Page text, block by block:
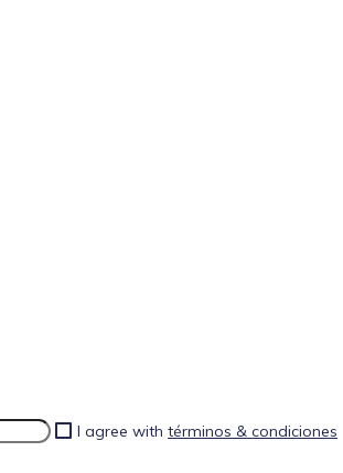
I agree with términos & condiciones